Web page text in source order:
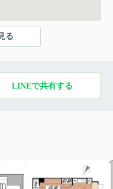
る
LINEで共有する